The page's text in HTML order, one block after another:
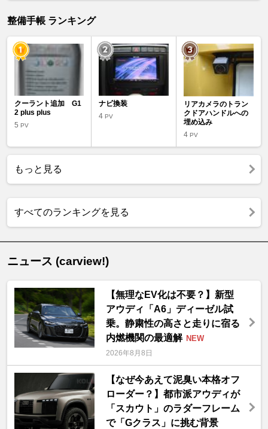
整備手帳 ランキング
クーラント追加 G1
2 plus plus
5 PV
ナビ換装
4PV
リアカメラのトラン
クドアハンドルへの
埋め込み
4 PV
もっと見る
すべてのランキングを見る
ニュース (carview!)
【無理なEV化は不要？】新型
アウディ「A6」ディーゼル試
乗。静粛性の高さと走りに宿る
内燃機関の最適解 NEW
2026年8月8日
【なぜ今あえて泥臭い本格オフ
ローダー？】都市派アウディが
「スカウト」のラダーフレーム
で「Gクラス」に挑む背景